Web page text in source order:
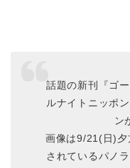
話題の新刊『ゴ
ルナイトニッポ
ン
画像は9/21(日)夕
されているパノ